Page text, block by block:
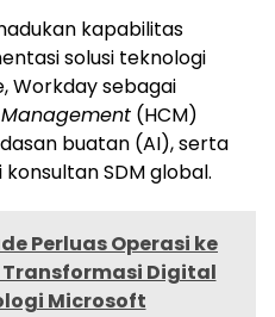
kapabilitas
solusi teknologi
Workday sebagai
(HCM)
buatan (AI), serta
SDM global.
Perluas Operasi ke
Digital
Microsoft